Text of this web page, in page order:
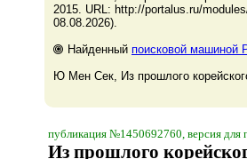
2015. URL: http://portalus.ru/
08.08.2026).
Найденный поисковой машиной
Ю Мен Сек, Из прошлого
публикация №1450692760, версия для
Из прошлого